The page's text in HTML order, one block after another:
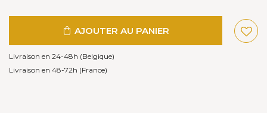
AJOUTER AU PANIER
Livraison en 24-48h (Belgique)
Livraison en 48-72h (France)